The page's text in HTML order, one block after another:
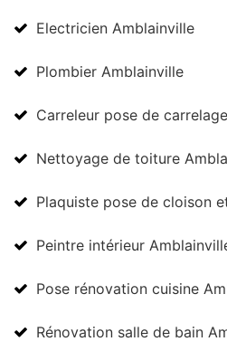
Electricien Amblainville
Plombier Amblainville
Carreleur pose de
Nettoyage de toiture
Plaquiste pose de cloison
Peintre intérieur
Pose rénovation cuisine
Rénovation salle de bain